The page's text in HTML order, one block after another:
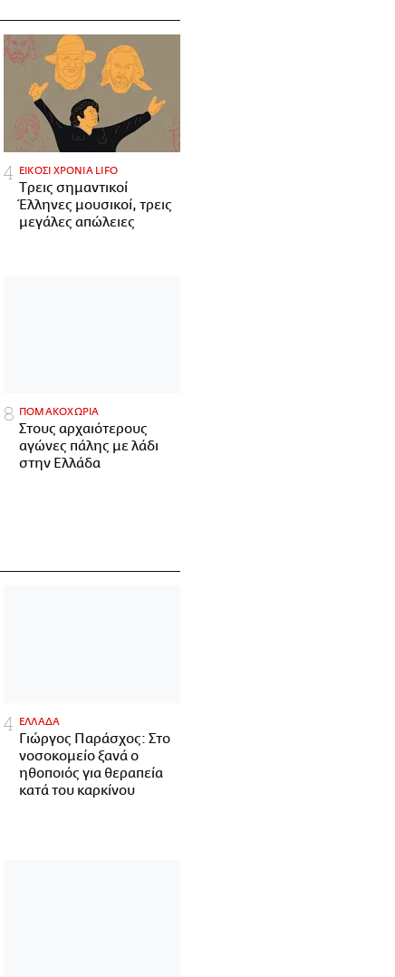
ΕΙΚΟΣΙ ΧΡΟΝΙΑ LIFO
Tρεις σημαντικοί
Έλληνες μουσικοί, τρεις
μεγάλες απώλειες
ΠΟΜΑΚΟΧΩΡΙΑ
Στους αρχαιότερους
αγώνες πάλης με λάδι
στην Ελλάδα
ΕΛΛΑΔΑ
Γιώργος Παράσχος: Στο
νοσοκομείο ξανά ο
ηθοποιός για θεραπεία
κατά του καρκίνου